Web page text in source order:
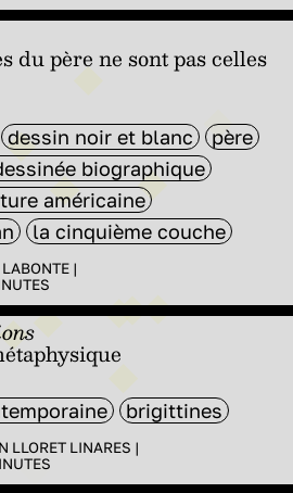
du père ne sont pas celles
dessin noir et blanc
père
biographique
américaine
la cinquième couche
|
brigittines
LLORET LINARES |